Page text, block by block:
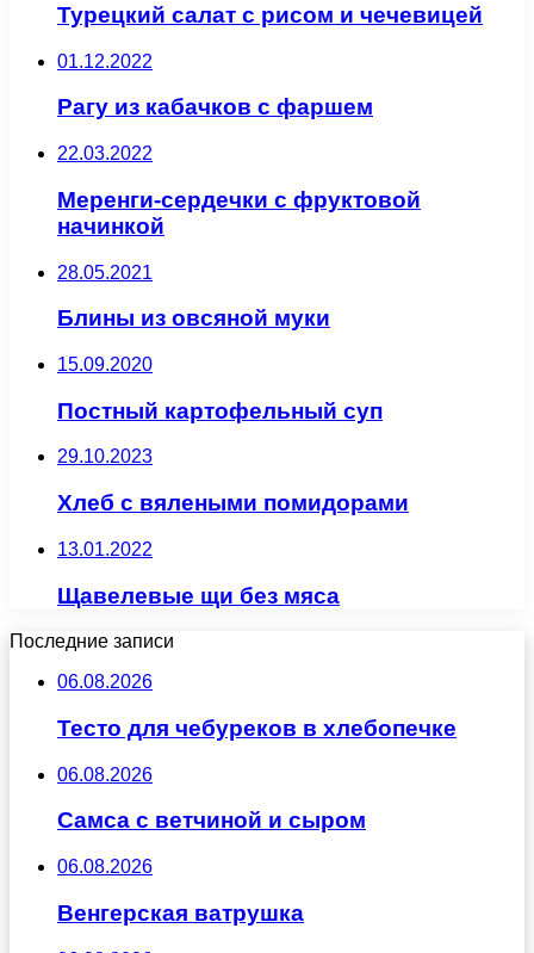
Турецкий салат с рисом и чечевицей
01.12.2022
Рагу из кабачков с фаршем
22.03.2022
Меренги-сердечки с фруктовой
начинкой
28.05.2021
Блины из овсяной муки
15.09.2020
Постный картофельный суп
29.10.2023
Хлеб с вялеными помидорами
13.01.2022
Щавелевые щи без мяса
Последние записи
06.08.2026
Тесто для чебуреков в хлебопечке
06.08.2026
Самса с ветчиной и сыром
06.08.2026
Венгерская ватрушка